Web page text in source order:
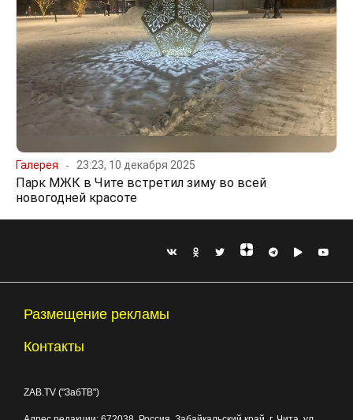
Галерея 23:23, 10 декабря 2025
Парк МЖК в Чите встретил зиму во всей
новогодней красоте
Размещение рекламы
Контакты
ZAB.TV ("ЗабТВ")